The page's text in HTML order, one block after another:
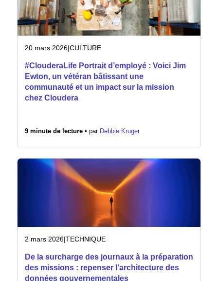
20 mars 2026|CULTURE
#ClouderaLife Portrait d’employé : Voici Jim
Ewton, un vétéran bâtissant une
communauté et un impact sur la mission
chez Cloudera
9 minute de lecture • par Debbie Kruger
2 mars 2026|TECHNIQUE
De la surcharge des journaux à la préparation
des missions : repenser l'architecture des
données gouvernementales